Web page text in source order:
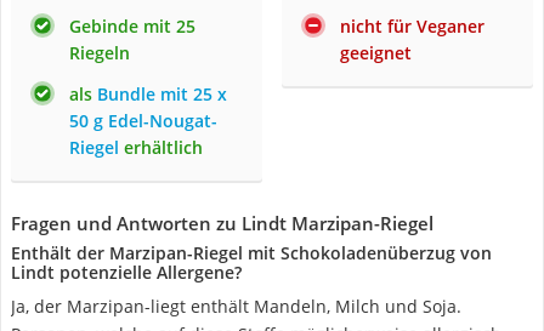
Gebinde mit 25
Riegeln
als Bundle mit 25 x
50 g Edel-Nougat-
Riegel erhältlich
nicht für Veganer
geeignet
Fragen und Antworten zu Lindt Marzipan-Riegel
Enthält der Marzipan-Riegel mit Schokoladenüberzug von
Lindt potenzielle Allergene?
Ja, der Marzipan-liegt enthält Mandeln, Milch und Soja.